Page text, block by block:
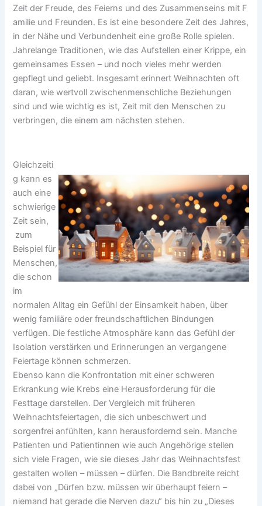
Zeit der Freude, des Feierns und des Zusammenseins mit F
amilie und Freunden. Es ist eine besondere Zeit des Jahres,
in der Nähe und Verbundenheit eine große Rolle spielen.
Jahrelange Traditionen, wie das Aufstellen einer Krippe, ein
gemeinsames Essen – und noch vieles mehr werden
gepflegt und geliebt. Insgesamt erinnert Weihnachten oft
daran, wie wertvoll zwischenmenschliche Beziehungen
sind und wie wichtig es ist, Zeit mit den Menschen zu
verbringen, die einem am nächsten stehen.
Gleichzeiti
g kann es
auch eine
schwierige
Zeit sein,
zum
Beispiel für
Menschen,
die schon
im
normalen Alltag ein Gefühl der Einsamkeit haben, über
wenig familiäre oder freundschaftlichen Bindungen
verfügen. Die festliche Atmosphäre kann das Gefühl der
Isolation verstärken und Erinnerungen an vergangene
Feiertage können schmerzen.
Ebenso kann die Konfrontation mit einer schweren
Erkrankung wie Krebs eine Herausforderung für die
Festtage darstellen. Der Vergleich mit früheren
Weihnachtsfeiertagen, die sich unbeschwert und
sorgenfrei anfühlten, kann herausfordernd sein. Manche
Patienten und Patientinnen wie auch Angehörige stellen
sich viele Fragen, wie sie dieses Jahr das Weihnachtsfest
gestalten wollen – müssen – dürfen. Die Bandbreite reicht
dabei von „Dürfen bzw. müssen wir überhaupt feiern –
niemand hat gerade die Nerven dazu“ bis hin zu „Dieses